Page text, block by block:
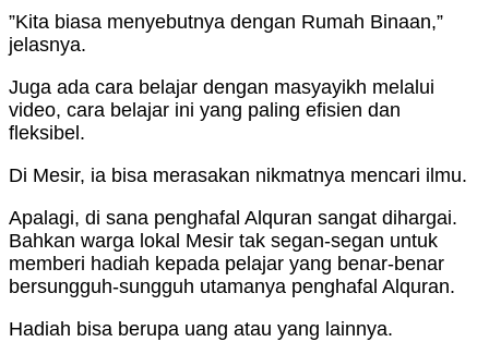
”Kita biasa menyebutnya dengan Rumah Binaan,”
jelasnya.
Juga ada cara belajar dengan masyayikh melalui
video, cara belajar ini yang paling efisien dan
fleksibel.
Di Mesir, ia bisa merasakan nikmatnya mencari ilmu.
Apalagi, di sana penghafal Alquran sangat dihargai.
Bahkan warga lokal Mesir tak segan-segan untuk
memberi hadiah kepada pelajar yang benar-benar
bersungguh-sungguh utamanya penghafal Alquran.
Hadiah bisa berupa uang atau yang lainnya.